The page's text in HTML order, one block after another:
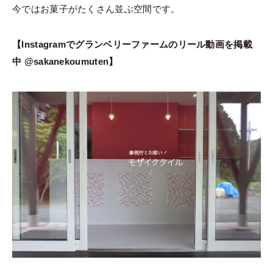
今ではお菓子がたくさん並ぶ空間です。
【Instagramでグランベリーファームのリール動画を掲載
中 @sakanekoumuten】